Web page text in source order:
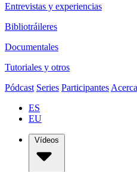
Entrevistas y experiencias
Bibliotráileres
Documentales
Tutoriales y otros
Pódcast Series Participantes
ES
EU
Vídeos